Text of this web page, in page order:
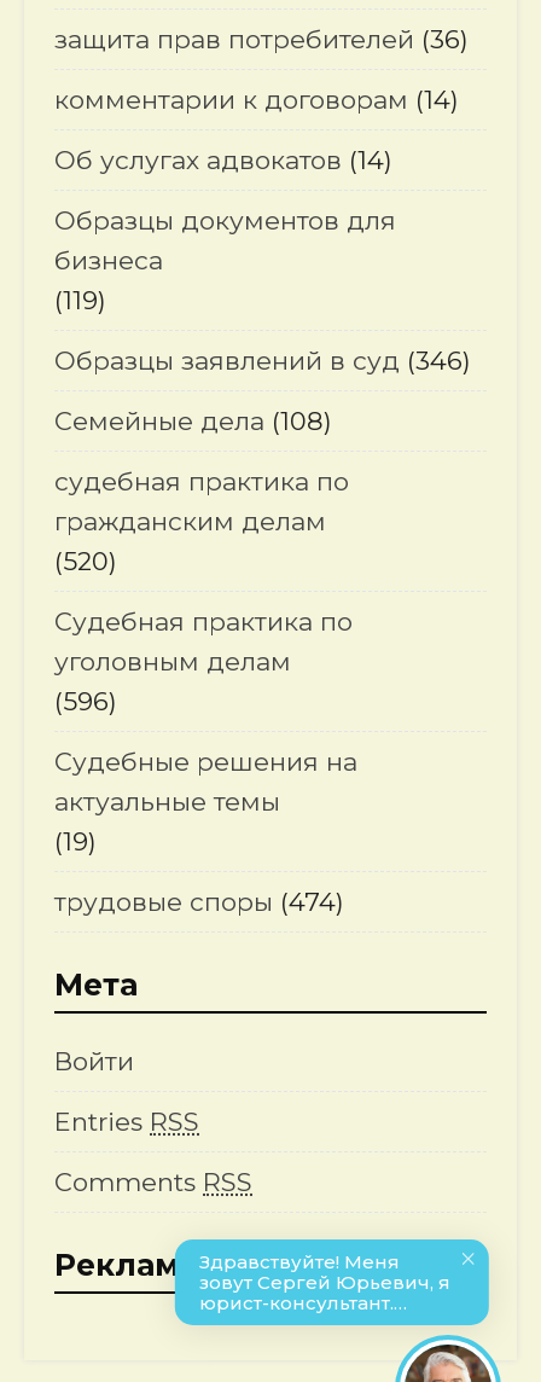
защита прав потребителей (36)
комментарии к договорам (14)
Об услугах адвокатов (14)
Образцы документов для
бизнеса
(119)
Образцы заявлений в суд (346)
Семейные дела (108)
судебная практика по
гражданским делам
(520)
Судебная практика по
уголовным делам
(596)
Судебные решения на
актуальные темы
(19)
трудовые споры (474)
Мета
Войти
Entries RSS
Comments RSS
Реклама